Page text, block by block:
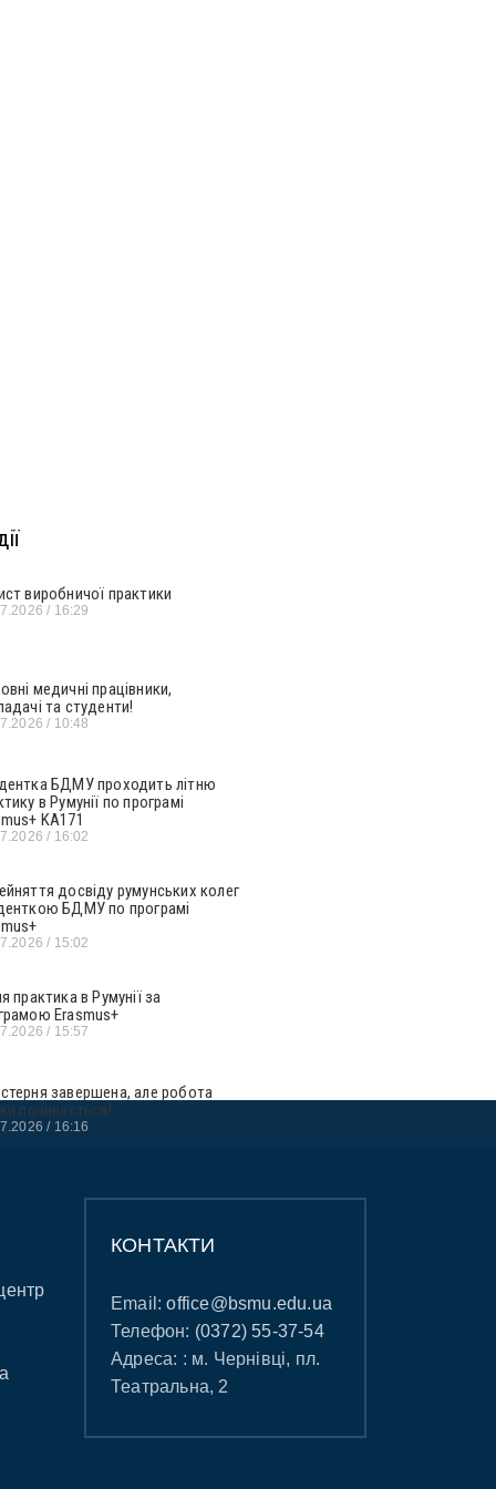
виробничої практики
16:29
медичні працівники,
та студенти!
10:48
БДМУ проходить літню
в Румунії по програмі
KA171
16:02
досвіду румунських колег
БДМУ по програмі
15:02
практика в Румунії за
Erasmus+
15:57
завершена, але робота
починається!
16:16
КОНТАКТИ
Email:office@bsmu.edu.ua
Телефон: (0372) 55-37-54
Адреса: : м. Чернівці, пл.
Театральна, 2